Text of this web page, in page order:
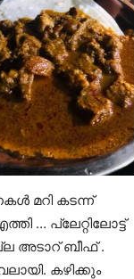
മറി കടന്ന്
… പ്ലേറ്റിലോട്ട്
അടാറ് ബീഫ് .
കഴിക്കും